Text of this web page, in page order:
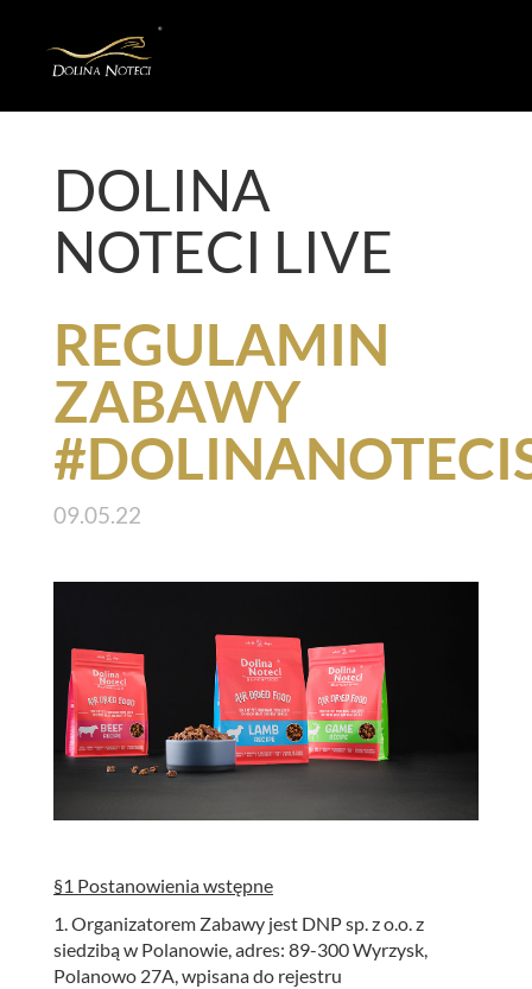
DOLINA
NOTECI LIVE
REGULAMIN
ZABAWY
09.05.22
§1 Postanowienia wstępne
1. Organizatorem Zabawy jest DNP sp. z o.o. z
siedzibą w Polanowie, adres: 89-300 Wyrzysk,
Polanowo 27A, wpisana do rejestru